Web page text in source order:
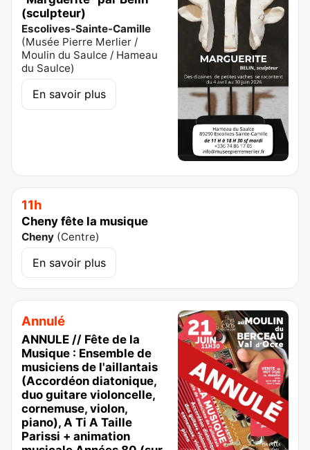
(sculpteur)
Escolives-Sainte-Camille
(Musée Pierre Merlier /
Moulin du Saulce / Hameau
du Saulce)
En savoir plus
11h
Cheny fête la musique
Cheny (Centre)
En savoir plus
Annulé
ANNULE // Fête de la
Musique : Ensemble de
musiciens de l'aillantais
(Accordéon diatonique,
duo guitare violoncelle,
cornemuse, violon,
piano), A Ti A Taille
Parissi + animation